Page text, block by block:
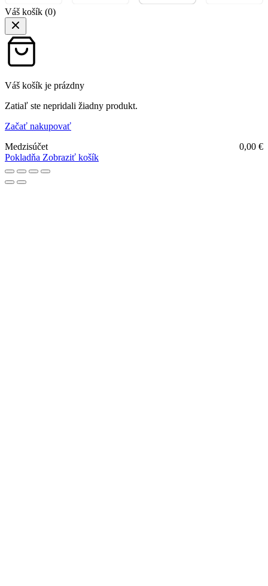
Váš košík (0)
Váš košík je prázdny
Zatiaľ ste nepridali žiadny produkt.
Začať nakupovať
Medzisúčet
0,00 €
Pokladňa Zobraziť košík